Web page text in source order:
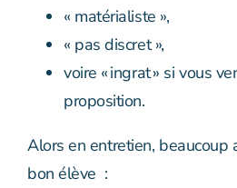
« matérialiste »,
« pas discret »,
voire « ingrat » si vous
proposition.
Alors en entretien, beaucoup
bon élève :